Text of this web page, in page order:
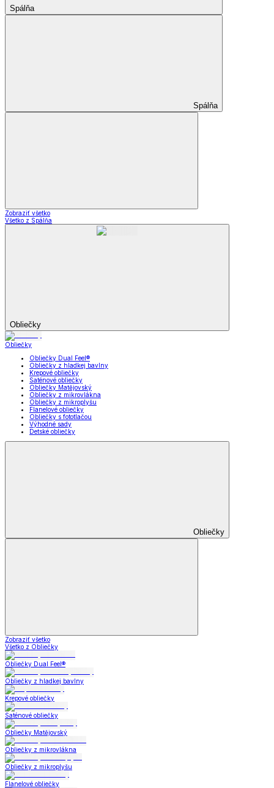
Spálňa
Spálňa
Zobraziť všetko
Všetko z Spálňa
Obliečky
Obliečky
Obliečky Dual Feel®
Obliečky z hladkej bavlny
Krepové obliečky
Saténové obliečky
Obliečky Matějovský
Obliečky z mikrovlákna
Obliečky z mikroplyšu
Flanelové obliečky
Obliečky s fototlačou
Výhodné sady
Detské obliečky
Obliečky
Zobraziť všetko
Všetko z Obliečky
Obliečky Dual Feel®
Obliečky z hladkej bavlny
Krepové obliečky
Saténové obliečky
Obliečky Matějovský
Obliečky z mikrovlákna
Obliečky z mikroplyšu
Flanelové obliečky